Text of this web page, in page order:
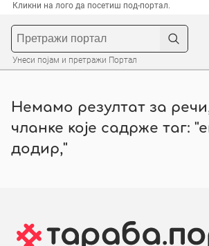
Кликни на лого да посетиш под-портал.
Унеси појам и претражи Портал
Немамо резултат за
чланке које садрже таг:
додир,"